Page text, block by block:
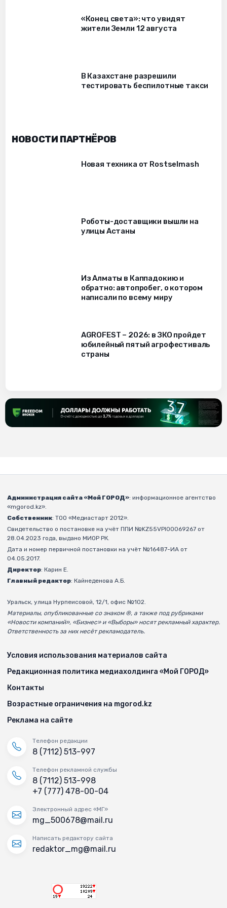
«Конец света»: что увидят
жители Земли 12 августа
В Казахстане разрешили
тестировать беспилотные такси
НОВОСТИ ПАРТНЁРОВ
Новая техника от Rostselmash
Роботы-доставщики вышли на
улицы Астаны
Из Алматы в Каппадокию и
обратно: автопробег, о котором
написали по всему миру
AGROFEST – 2026: в ЗКО пройдет
юбилейный пятый агрофестиваль
страны
Администрация сайта «Мой ГОРОД»: информационное агентство
«mgorod.kz».
Собственник: ТОО «Медиастарт 2012».
Свидетельство о постановке на учёт ППИ №KZ55VPI00069267 от
28.04.2023 года, выдано МИОР РК.
Дата и номер первичной постановки на учёт №16487-ИА от
04.05.2017.
Директор: Карин Е.
Главный редактор: Кайнеденова А.Б.
Уральск, улица Нурпеисовой, 12/1, офис №102.
Материалы, опубликованные со знаком ®, а также под рубриками
«Новости компаний», «Бизнес» и «Выборы» носят рекламный характер.
Ответственность за них несёт рекламодатель.
Условия использования материалов сайта
Редакционная политика медиахолдинга «Мой ГОРОД»
Контакты
Возрастные ограничения на mgorod.kz
Реклама на сайте
Телефон редакции
8 (7112) 513-997
Телефон рекламной службы
8 (7112) 513-998
+7 (777) 478-00-04
Электронный адрес «МГ»
mg_500678@mail.ru
Написать редактору сайта
redaktor_mg@mail.ru